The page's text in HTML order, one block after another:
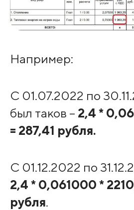
Например:
С 01.07.2022 по
был таков – 2,4 *
= 287,41 рубля.
С 01.12.2022 по
2,4 * 0,061000 *
рубля.